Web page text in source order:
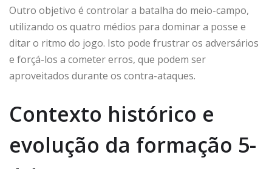
Outro objetivo é controlar a batalha do meio-campo,
utilizando os quatro médios para dominar a posse e
ditar o ritmo do jogo. Isto pode frustrar os adversários
e forçá-los a cometer erros, que podem ser
aproveitados durante os contra-ataques.
Contexto histórico e
evolução da formação 5-